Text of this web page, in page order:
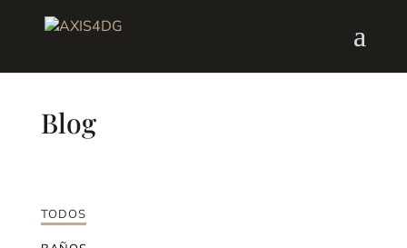
Blog
TODOS